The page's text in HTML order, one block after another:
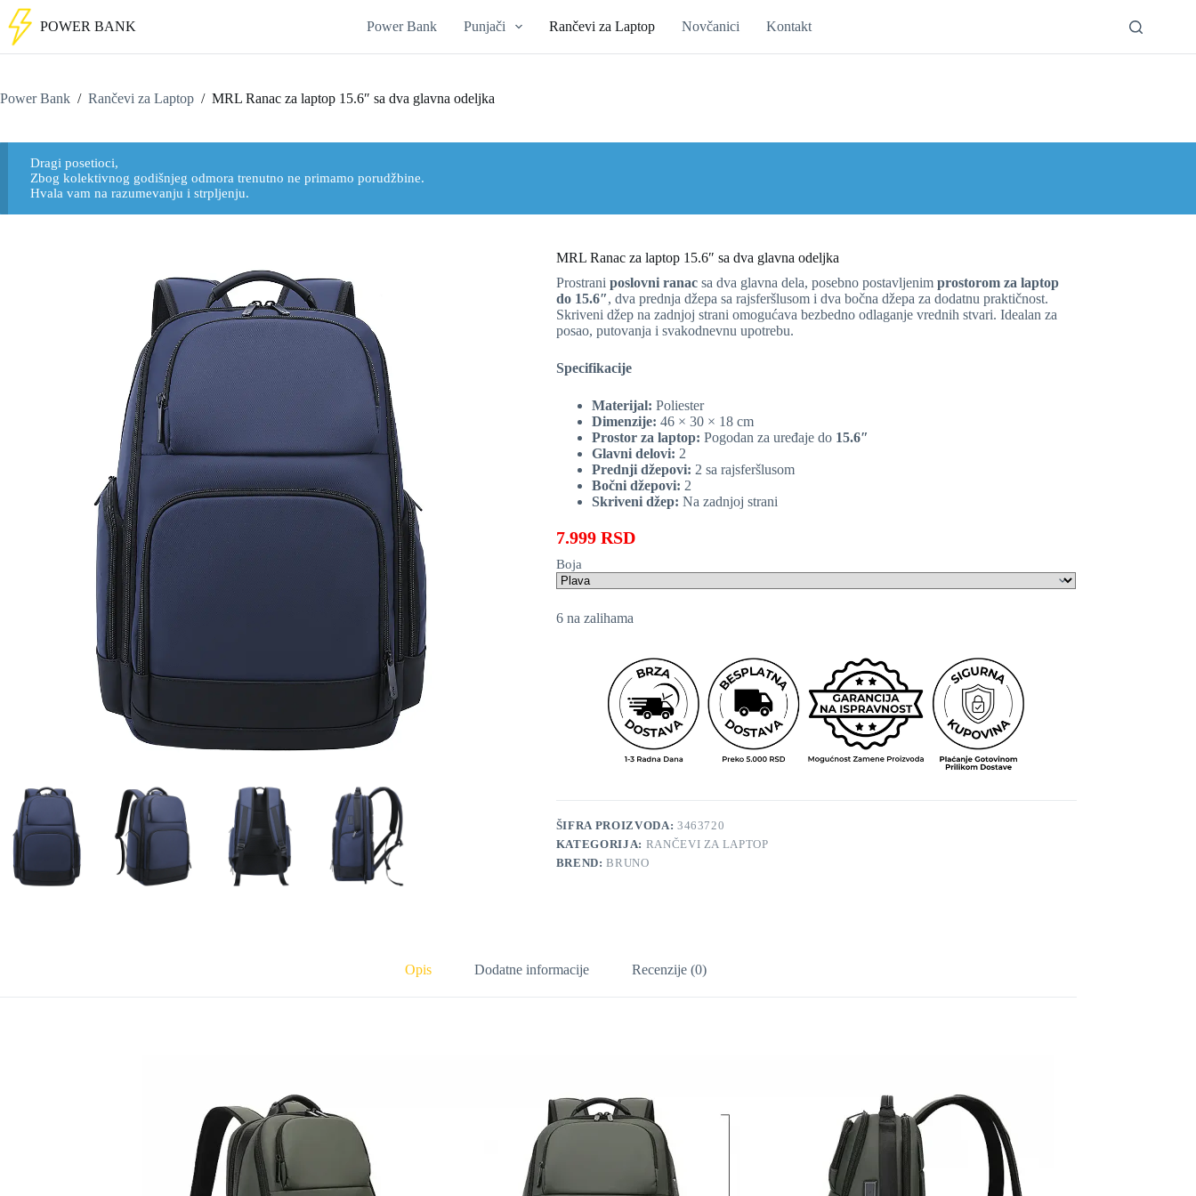
POWER BANK Power Bank Punjači Rančevi za Laptop Novčanici Kontakt
Power Bank / Rančevi za Laptop / MRL Ranac za laptop 15.6″ sa dva glavna odeljka
Dragi posetioci,
Zbog kolektivnog godišnjeg odmora trenutno ne primamo porudžbine.
Hvala vam na razumevanju i strpljenju.
MRL Ranac za laptop 15.6″ sa dva glavna odeljka
Prostrani poslovni ranacsa dva glavna dela, posebno postavljenim prostorom za laptop
do 15.6″, dva prednja džepa sa rajsferšlusom i dva bočna džepa za dodatnu praktičnost.
Skriveni džep na zadnjoj strani omogućava bezbedno odlaganje vrednih stvari. Idealan za
posao, putovanja i svakodnevnu upotrebu.
Specifikacije
Materijal: Poliester
Dimenzije: 46 × 30 × 18 cm
Prostor za laptop: Pogodan za uređaje do 15.6″
Glavni delovi: 2
Prednji džepovi: 2 sa rajsferšlusom
Bočni džepovi: 2
Skriveni džep: Na zadnjoj strani
7.999 RSD
Boja
6 na zalihama
ŠIFRA PROIZVODA: 3463720
KATEGORIJA: RANČEVI ZA LAPTOP
BREND:BRUNO
Opis Dodatne informacije Recenzije (0)